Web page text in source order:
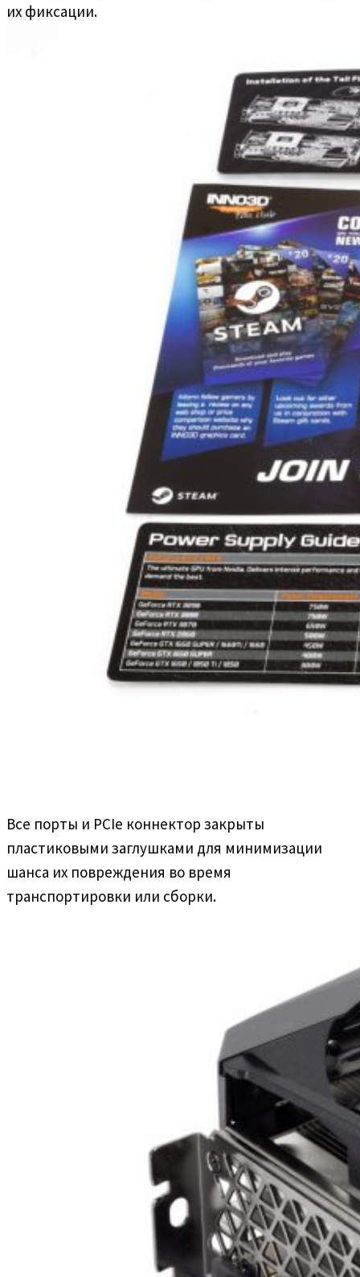
их фиксации.
Все порты и PCIe коннектор закрыты
пластиковыми заглушками для минимизации
шанса их повреждения во время
транспортировки или сборки.